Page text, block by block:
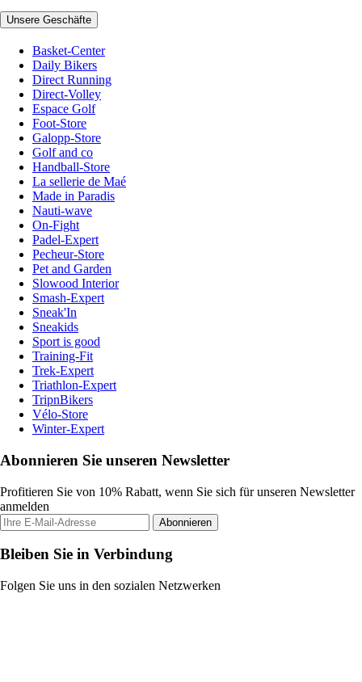
Unsere Geschäfte
Basket-Center
Daily Bikers
Direct Running
Direct-Volley
Espace Golf
Foot-Store
Galopp-Store
Golf and co
Handball-Store
La sellerie de Maé
Made in Paradis
Nauti-wave
On-Fight
Padel-Expert
Pecheur-Store
Pet and Garden
Slowood Interior
Smash-Expert
Sneak'In
Sneakids
Sport is good
Training-Fit
Trek-Expert
Triathlon-Expert
TripnBikers
Vélo-Store
Winter-Expert
Abonnieren Sie unseren Newsletter
Profitieren Sie von 10% Rabatt, wenn Sie sich für unseren Newsletter
anmelden
Abonnieren
Bleiben Sie in Verbindung
Folgen Sie uns in den sozialen Netzwerken